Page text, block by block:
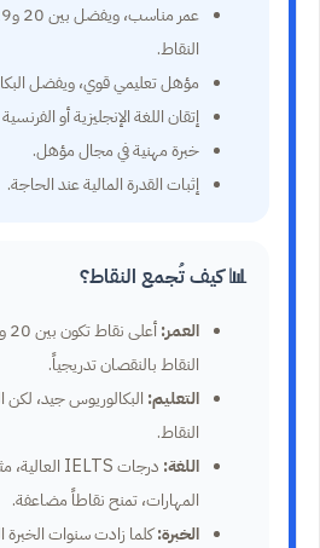
النقاط.
مؤهل تعليمي قوي، ويفضل
إتقان اللغة الإنجليزية أو
خبرة مهنية في مجال مؤهل.
إثبات القدرة المالية عند الحاجة.
📊 كيف تُجمع النقاط؟
العمر:
النقاط بالنقصان تدريجياً.
التعليم: البكالوريوس جيد،
النقاط.
اللغة:
المهارات، تمنح نقاطاً مضاعفة.
الخبرة:كلما زادت سنوات